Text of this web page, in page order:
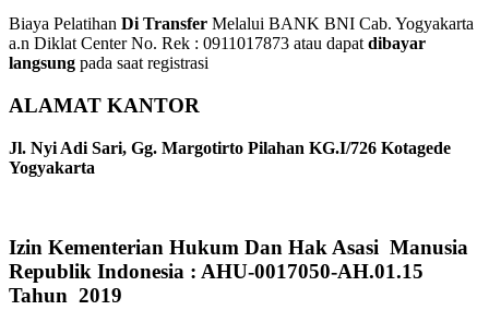
Biaya Pelatihan Di Transfer Melalui BANK BNI Cab. Yogyakarta
a.n Diklat Center No. Rek : 0911017873 atau dapatdibayar
langsung pada saat registrasi
ALAMAT KANTOR
Jl. Nyi Adi Sari, Gg. Margotirto Pilahan KG.I/726 Kotagede
Yogyakarta
Izin Kementerian Hukum Dan Hak Asasi Manusia
Republik Indonesia : AHU-0017050-AH.01.15
Tahun 2019